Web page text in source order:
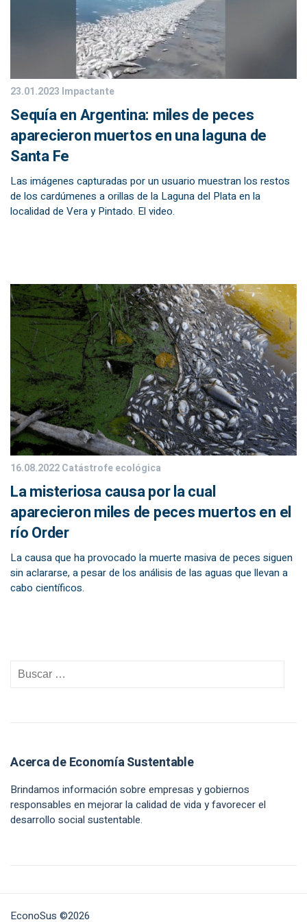
23.01.2023 Impactante
Sequía en Argentina: miles de peces
aparecieron muertos en una laguna de
Santa Fe
Las imágenes capturadas por un usuario muestran los restos
de los cardúmenes a orillas de la Laguna del Plata en la
localidad de Vera y Pintado. El video.
16.08.2022Catástrofe ecológica
La misteriosa causa por la cual
aparecieron miles de peces muertos en el
río Order
La causa que ha provocado la muerte masiva de peces siguen
sin aclararse, a pesar de los análisis de las aguas que llevan a
cabo científicos.
Acerca de Economía Sustentable
Brindamos información sobre empresas y gobiernos
responsables en mejorar la calidad de vida y favorecer el
desarrollo social sustentable.
EconoSus ©2026